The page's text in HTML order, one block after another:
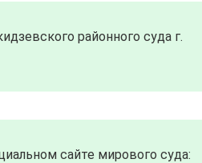
районного суда г.
сайте мирового суда: